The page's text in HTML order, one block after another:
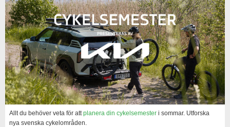
Allt du behöver veta för attplanera din cykelsemester i sommar. Utforska
nya svenska cykelområden.